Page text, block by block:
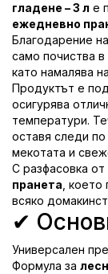
гладене – 3 л е
ежедневно
Благодарение
само почиства
като намалява
Продуктът е
осигурява
температури.
оставя следи по
мекотата и
С разфасовка от
пранета ,
всяко
✔
Универсален
Формула за